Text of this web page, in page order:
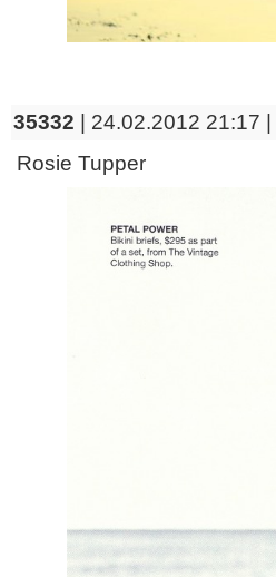
35332 | 24.02.2012 21:17 |
Rosie Tupper